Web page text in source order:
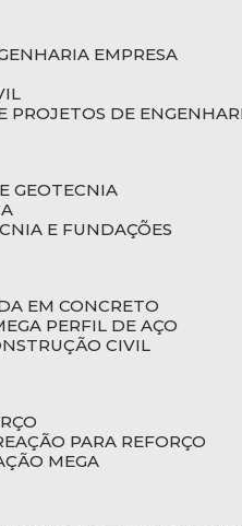
EMPRESA
PROJETOS DE
GEOTECNIA
E FUNDAÇÕES
EM CONCRETO
PERFIL DE AÇO
CIVIL
PARA REFORÇO
MEGA